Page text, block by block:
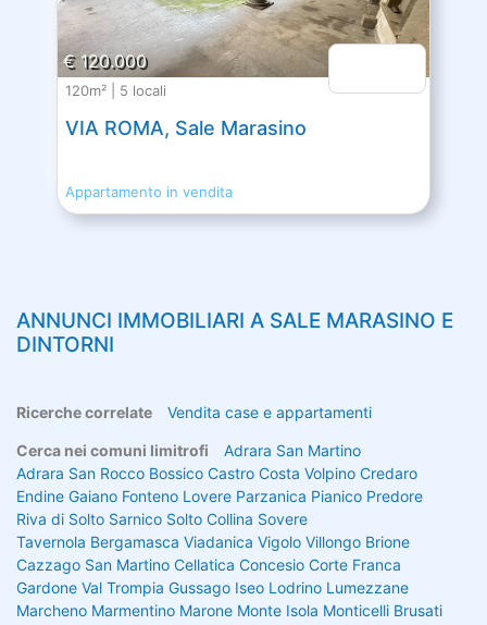
€ 120.000
120m² | 5 locali
VIA ROMA, Sale Marasino
Appartamento in vendita
ANNUNCI IMMOBILIARI A SALE MARASINO E
DINTORNI
Ricerche correlate Vendita case e appartamenti
Cerca nei comuni limitrofi
Adrara San Martino
Adrara San Rocco Bossico Castro Costa Volpino Credaro
Endine Gaiano Fonteno Lovere Parzanica Pianico Predore
Riva di Solto Sarnico Solto Collina Sovere
Tavernola Bergamasca Viadanica Vigolo Villongo Brione
Cazzago San Martino Cellatica Concesio Corte Franca
Gardone Val Trompia Gussago Iseo Lodrino Lumezzane
Marcheno Marmentino Marone Monte Isola Monticelli Brusati